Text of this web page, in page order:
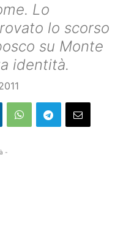
Lo
lo scorso
su Monte
identità.
-